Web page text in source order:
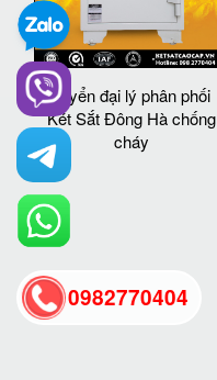
Tuyển đại lý phân phối
Két Sắt Đông Hà chống
cháy
0982770404